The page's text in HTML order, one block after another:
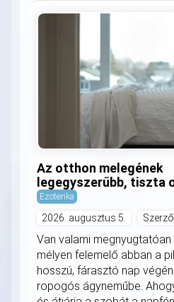
Az otthon melegének
legegyszerűbb, tiszta
Ezoterika
2026. augusztus 5.
Van valami
mélyen felemelő abban a
hosszú, fárasztó nap
ropogós ágyneműbe.